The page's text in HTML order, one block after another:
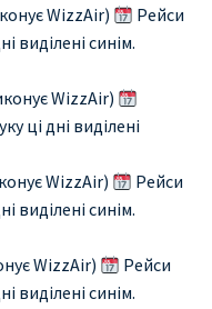
WizzAir)
Рейси
виділені синім.
WizzAir)
ці дні виділені
WizzAir)
Рейси
виділені синім.
WizzAir)
Рейси
виділені синім.